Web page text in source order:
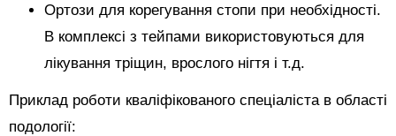
Ортози для корегування стопи при необхідності.
В комплексі з тейпами використовуються для
лікування тріщин, врослого нігтя і т.д.
Приклад роботи кваліфікованого спеціаліста в області
подології: